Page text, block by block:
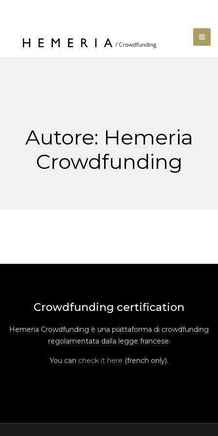
Autore: Hemeria
Crowdfunding
Crowdfunding certification
Hemeria Crowdfunding è una piattaforma di crowdfunding
regolamentata dalla legge francese.
You can check it here (french only).